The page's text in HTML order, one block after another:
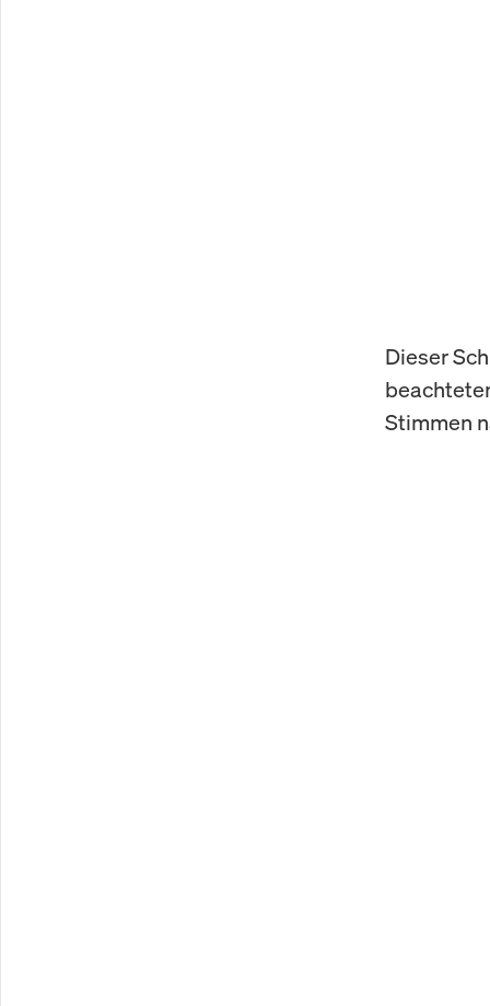
Dieser
Stimmen